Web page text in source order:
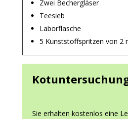
Zwei Bechergläser
Teesieb
Laborflasche
5 Kunststoffspritzen von 2
Sie erhalten kostenlos eine